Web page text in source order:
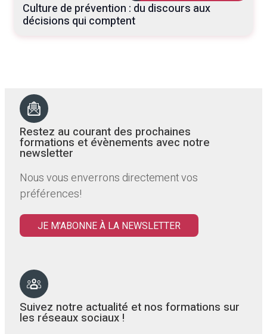
Culture de prévention : du discours aux
décisions qui comptent
Restez au courant des prochaines
formations et évènements avec notre
newsletter
Nous vous enverrons directement vos
préférences!
JE M'ABONNE À LA NEWSLETTER
Suivez notre actualité et nos formations sur
les réseaux sociaux !